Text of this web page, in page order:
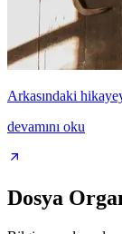
Arkasındaki
devamını oku
Dosya